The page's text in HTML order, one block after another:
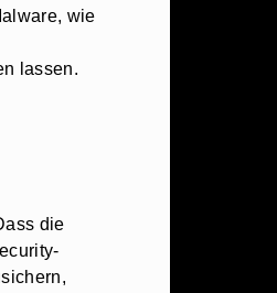
wie
lassen.
die